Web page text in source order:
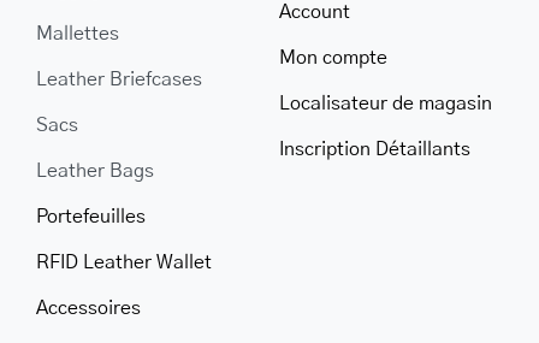
Mallettes
Leather Briefcases
Sacs
Leather Bags
Portefeuilles
RFID Leather Wallet
Accessoires
Account
Mon compte
Localisateur de magasin
Inscription Détaillants